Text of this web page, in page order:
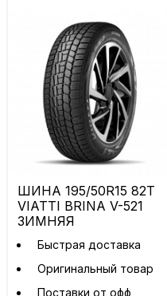
ШИНА 195/50R15 82T
VIATTI BRINA V-521
ЗИМНЯЯ
Быстрая доставка
Оригинальный товар
Поставки от офф